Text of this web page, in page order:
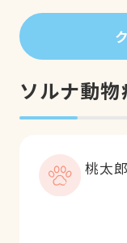
ソルナ動
桃太